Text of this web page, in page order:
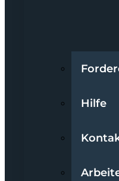
Hilfe